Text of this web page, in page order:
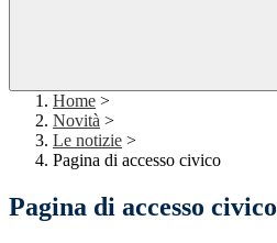
Home >
Novità >
Le notizie >
Pagina di accesso civico
Pagina di accesso civico